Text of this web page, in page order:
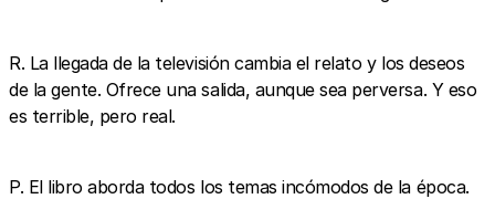
R. La llegada de la televisión cambia el relato y los deseos
de la gente. Ofrece una salida, aunque sea perversa. Y eso
es terrible, pero real.
P. El libro aborda todos los temas incómodos de la época.